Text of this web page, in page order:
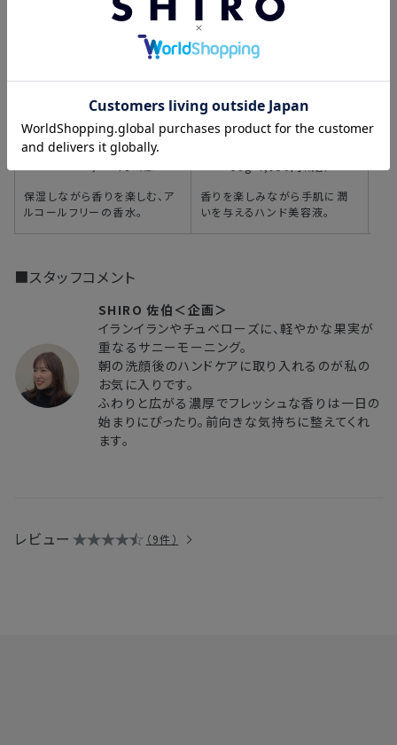
ボディミスト
保湿しながら香りを楽しむ、ア
ルコールフリーの香水。
90g 4,950円（税込）
香りを楽しみながら手肌に潤
いを与えるハンド美容液。
■スタッフコメント
SHIRO 佐伯＜企画＞
イランイランやチュベローズに、軽やかな果実が
重なるサニーモーニング。
朝の洗顔後のハンドケアに取り入れるのが私の
お気に入りです。
ふわりと広がる濃厚でフレッシュな香りは一日の
始まりにぴったり。前向きな気持ちに整えてくれ
ます。
レビュー 9件